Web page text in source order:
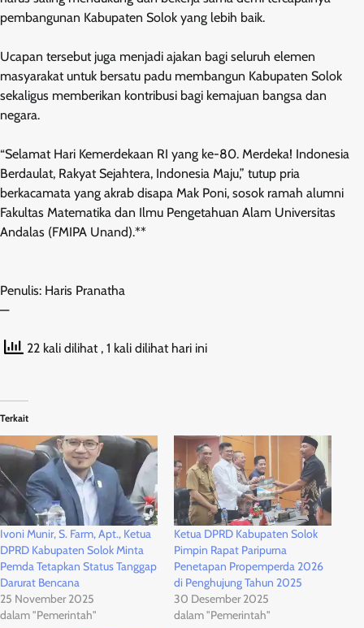
pembangunan Kabupaten Solok yang lebih baik.
Ucapan tersebut juga menjadi ajakan bagi seluruh elemen
masyarakat untuk bersatu padu membangun Kabupaten Solok
sekaligus memberikan kontribusi bagi kemajuan bangsa dan
negara.
“Selamat Hari Kemerdekaan RI yang ke-80. Merdeka! Indonesia
Berdaulat, Rakyat Sejahtera, Indonesia Maju,” tutup pria
berkacamata yang akrab disapa Mak Poni, sosok ramah alumni
Fakultas Matematika dan Ilmu Pengetahuan Alam Universitas
Andalas (FMIPA Unand).**
Penulis: Haris Pranatha
—
22 kali dilihat , 1 kali dilihat hari ini
Terkait
Ivoni Munir, S. Farm, Apt., Ketua
DPRD Kabupaten Solok Minta
Pemda Tetapkan Status Tanggap
Darurat Bencana
25 November 2025
dalam "Pemerintah"
Ketua DPRD Kabupaten Solok
Pimpin Rapat Paripurna
Penetapan Propemperda 2026
di Penghujung Tahun 2025
30 Desember 2025
dalam "Pemerintah"